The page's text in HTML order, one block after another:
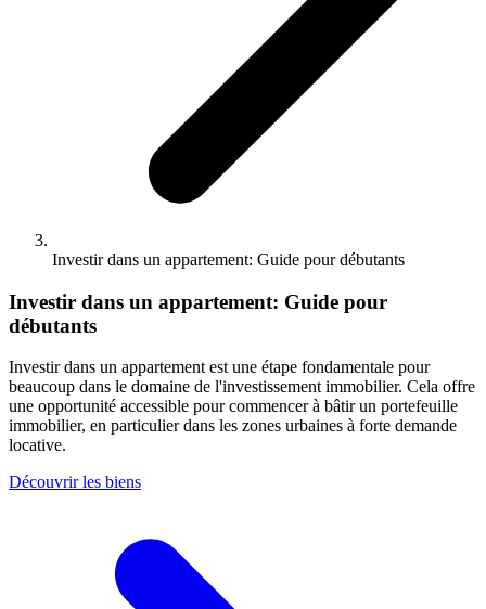
Investir dans un appartement: Guide pour débutants
Investir dans un appartement: Guide pour
débutants
Investir dans un appartement est une étape fondamentale pour
beaucoup dans le domaine de l'investissement immobilier. Cela offre
une opportunité accessible pour commencer à bâtir un portefeuille
immobilier, en particulier dans les zones urbaines à forte demande
locative.
Découvrir les biens